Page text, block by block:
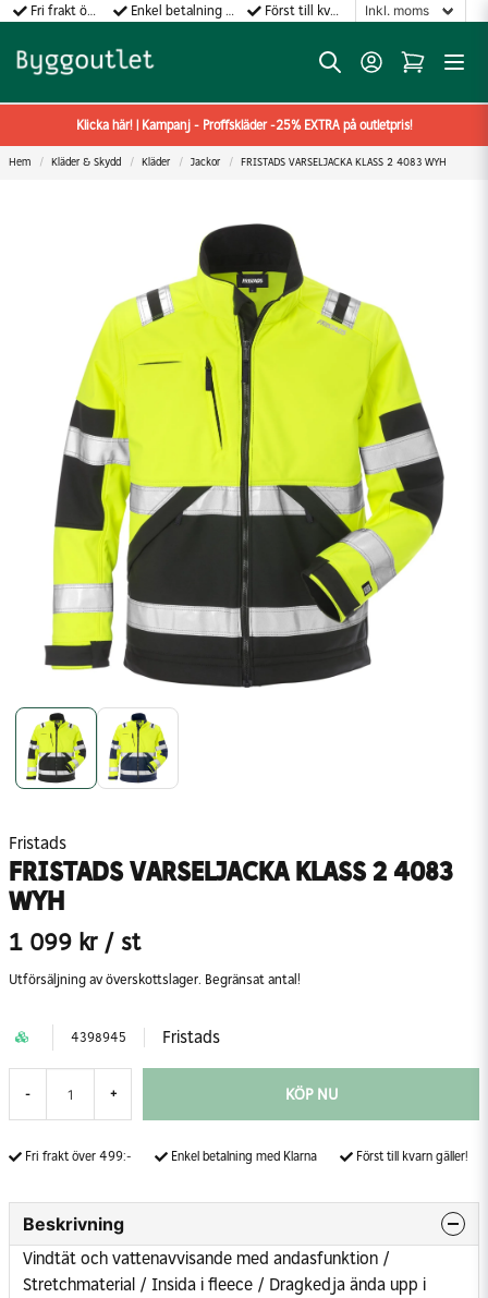
Fri frakt över 499:- Enkel betalning med Klarna Först till kvarn gäller!
Klicka här! | Kampanj - Proffskläder -25% EXTRA på outletpris!
Hem Kläder & Skydd Kläder Jackor FRISTADS VARSELJACKA KLASS 2 4083 WYH
Fristads
FRISTADS VARSELJACKA KLASS 2 4083
WYH
1 099 kr / st
Utförsäljning av överskottslager. Begränsat antal!
4398945 Fristads
- + KÖP NU
Fri frakt över 499:- Enkel betalning med Klarna Först till kvarn gäller!
Beskrivning
Vindtät och vattenavvisande med andasfunktion /
Stretchmaterial / Insida i fleece / Dragkedja ända upp i